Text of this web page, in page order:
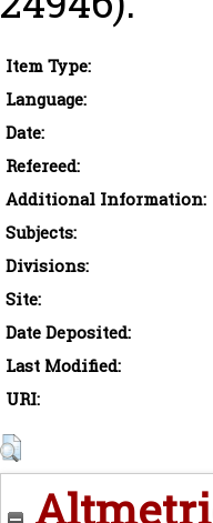
Item Type:
Language:
Date:
Refereed:
Additional Information:
Subjects:
Divisions:
Site:
Date Deposited:
Last Modified:
URI: